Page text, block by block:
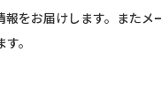
をお届けします。またメ
。